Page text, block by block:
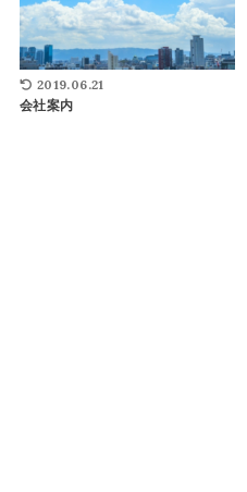
2019.06.21
会社案内